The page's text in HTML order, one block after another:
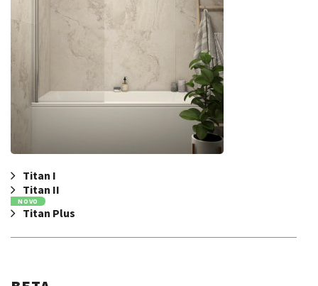
Titan I
Titan II
NOVO
Titan Plus